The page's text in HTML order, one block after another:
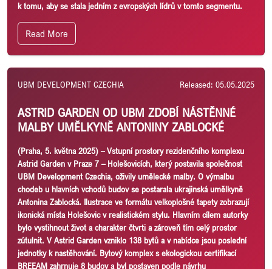
k tomu, aby se stala jedním z evropských lídrů v tomto segmentu.
Read More
UBM DEVELOPMENT CZECHIA Released: 05.05.2025
ASTRID GARDEN OD UBM ZDOBÍ NÁSTĚNNÉ
MALBY UMĚLKYNĚ ANTONINY ZABLOCKÉ
(Praha, 5. května 2025) – Vstupní prostory rezidenčního komplexu
Astrid Garden v Praze 7 – Holešovicích, který postavila společnost
UBM Development Czechia, oživily umělecké malby. O výmalbu
chodeb u hlavních vchodů budov se postarala ukrajinská umělkyně
Antonina Zablocká. Ilustrace ve formátu velkoplošné tapety zobrazují
ikonická místa Holešovic v realistickém stylu. Hlavním cílem autorky
bylo vystihnout život a charakter čtvrti a zároveň tím celý prostor
zútulnit. V Astrid Garden vzniklo 138 bytů a v nabídce jsou poslední
jednotky k nastěhování. Bytový komplex s ekologickou certifikací
BREEAM zahrnuje 8 budov a byl postaven podle návrhu